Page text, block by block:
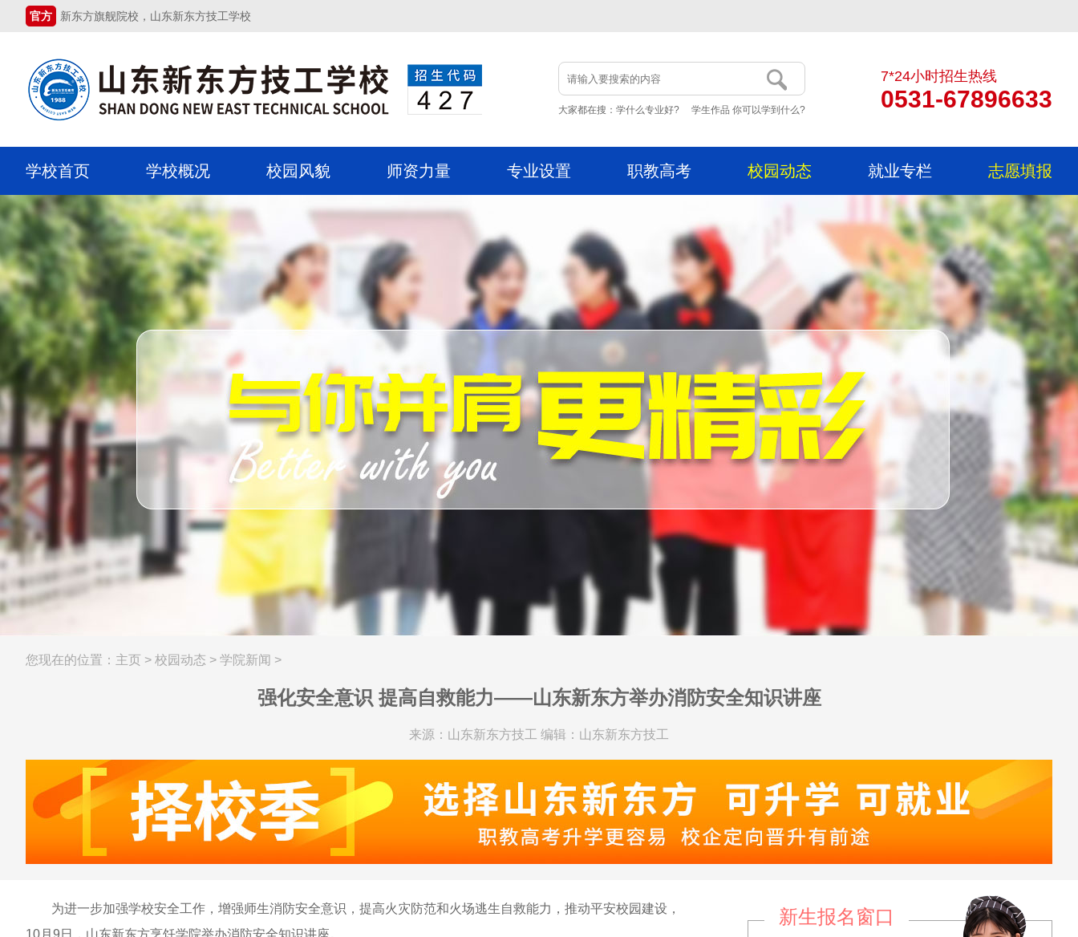
官方 新东方旗舰院校，山东新东方技工学校
大家都在搜：学什么专业好? 学生作品 你可以学到什么?
7*24小时招生热线
0531-67896633
学校首页 学校概况 校园风貌 师资力量 专业设置 职教高考 校园动态 就业专栏 志愿填报
您现在的位置： 主页 > 校园动态 > 学院新闻 >
强化安全意识 提高自救能力——山东新东方举办消防安全知识讲座
来源：山东新东方技工 编辑：山东新东方技工
为进一步加强学校安全工作，增强师生消防安全意识，提高火灾防范和火场逃生自救能力，推动平安校园建设，
10月9日，山东新东方烹饪学院举办消防安全知识讲座。
新生报名窗口